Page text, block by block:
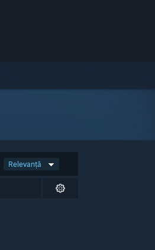
Relevanță